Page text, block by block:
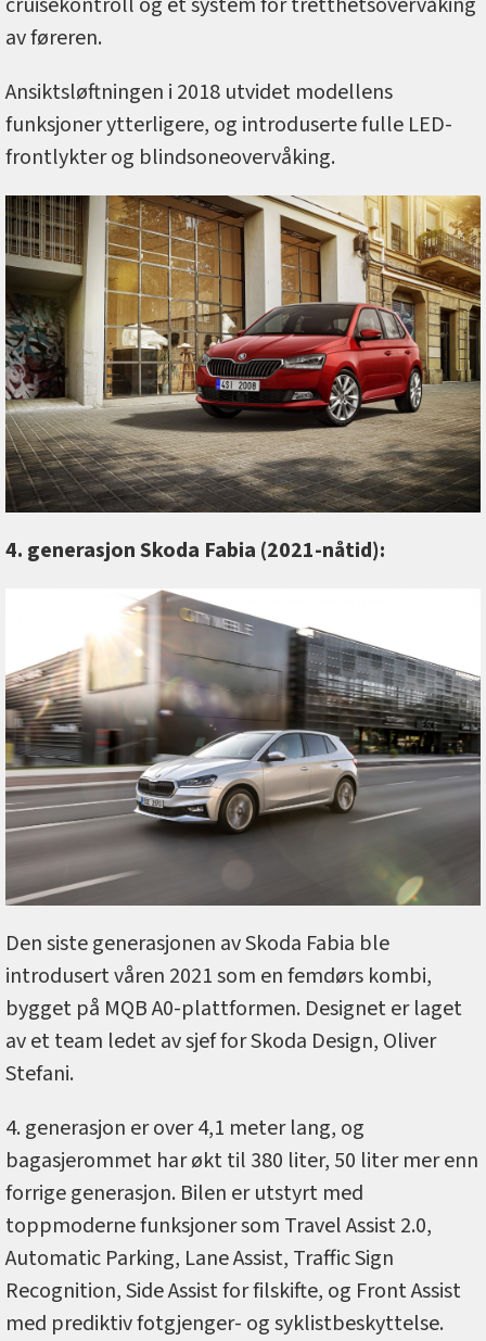
av føreren.
Ansiktsløftningen i 2018 utvidet modellens
funksjoner ytterligere, og introduserte fulle LED-
frontlykter og blindsoneovervåking.
4. generasjon Skoda Fabia (2021-nåtid):
Den siste generasjonen av Skoda Fabia ble
introdusert våren 2021 som en femdørs kombi,
bygget på MQB A0-plattformen. Designet er laget
av et team ledet av sjef for Skoda Design, Oliver
Stefani.
4. generasjon er over 4,1 meter lang, og
bagasjerommet har økt til 380 liter, 50 liter mer enn
forrige generasjon. Bilen er utstyrt med
toppmoderne funksjoner som Travel Assist 2.0,
Automatic Parking, Lane Assist, Traffic Sign
Recognition, Side Assist for filskifte, og Front Assist
med prediktiv fotgjenger- og syklistbeskyttelse.